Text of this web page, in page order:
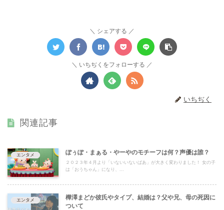
シェアする
いちぢくをフォローする
いちぢく
関連記事
エンタメ ぽぅぽ・まぁる・やーやのモチーフは何？声優は誰？
２０２３年４月より「いないいないばあ」が大きく変わりました！ 女の子
は「おうちゃん」になり、...
エンタメ
樺澤まどか彼氏やタイプ、結婚は？父や兄、母の死因に
ついて